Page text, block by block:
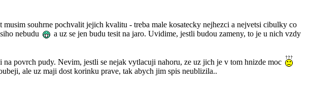
souhrne pochvalit jejich kvalitu - treba male kosatecky nejhezci a nejvetsi cibulky co
nebudu
a uz se jen budu tesit na jaro. Uvidime, jestli budou zameny, to je u nich vzdy
povrch pudy. Nevim, jestli se nejak vytlacuji nahoru, ze uz jich je v tom hnizde moc
ale uz maji dost korinku prave, tak abych jim spis neublizila..